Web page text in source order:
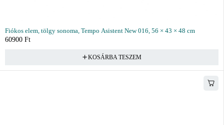
Fiókos elem, tölgy sonoma, Tempo Asistent New 016, 56 × 43 × 48 cm
60900 Ft
KOSÁRBA TESZEM